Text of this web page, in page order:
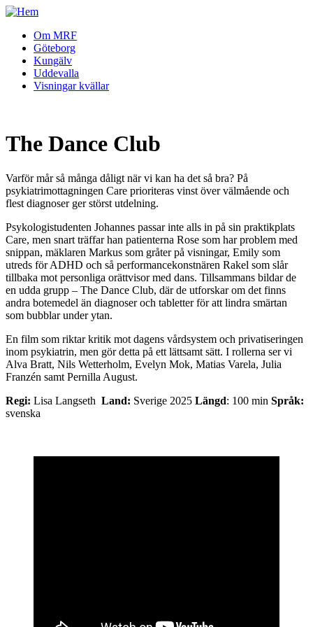
Om MRF
Göteborg
Kungälv
Uddevalla
Visningar kvällar
The Dance Club
Varför mår så många dåligt när vi kan ha det så bra? På
psykiatrimottagningen Care prioriteras vinst över välmående och
flest diagnoser ger störst utdelning.
Psykologistudenten Johannes passar inte alls in på sin praktikplats
Care, men snart träffar han patienterna Rose som har problem med
snippan, mäklaren Markus som gråter på visningar, Emily som
utreds för ADHD och så performancekonstnären Rakel som slår
tillbaka mot personliga orättvisor med dans. Tillsammans bildar de
en udda grupp – The Dance Club, där de utforskar om det finns
andra botemedel än diagnoser och tabletter för att lindra smärtan
som bubblar under ytan.
En film som riktar kritik mot dagens vårdsystem och privatiseringen
inom psykiatrin, men gör detta på ett lättsamt sätt. I rollerna ser vi
Alva Bratt, Nils Wetterholm, Evelyn Mok, Matias Varela, Julia
Franzén samt Pernilla August.
Regi: Lisa Langseth Land: Sverige 2025 Längd: 100 min Språk:
svenska